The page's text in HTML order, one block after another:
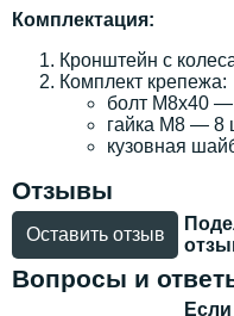
Комплектация:
Кронштейн с
Комплект крепежа:
болт М8х40 —
гайка М8 — 8
кузовная
Отзывы
Оставить отзыв
Вопросы и